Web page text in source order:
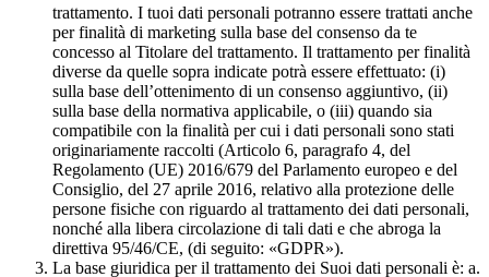
trattamento. I tuoi dati personali potranno essere trattati anche
per finalità di marketing sulla base del consenso da te
concesso al Titolare del trattamento. Il trattamento per finalità
diverse da quelle sopra indicate potrà essere effettuato: (i)
sulla base dell’ottenimento di un consenso aggiuntivo, (ii)
sulla base della normativa applicabile, o (iii) quando sia
compatibile con la finalità per cui i dati personali sono stati
originariamente raccolti (Articolo 6, paragrafo 4, del
Regolamento (UE) 2016/679 del Parlamento europeo e del
Consiglio, del 27 aprile 2016, relativo alla protezione delle
persone fisiche con riguardo al trattamento dei dati personali,
nonché alla libera circolazione di tali dati e che abroga la
direttiva 95/46/CE, (di seguito: «GDPR»).
La base giuridica per il trattamento dei Suoi dati personali è: a.